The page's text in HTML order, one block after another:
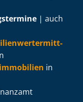
| auch
in